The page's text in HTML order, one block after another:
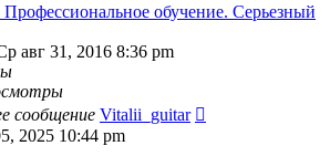
обучение. Серьезный
авг 31, 2016 8:36 pm
сообщение Vitalii_guitar
2025 10:44 pm